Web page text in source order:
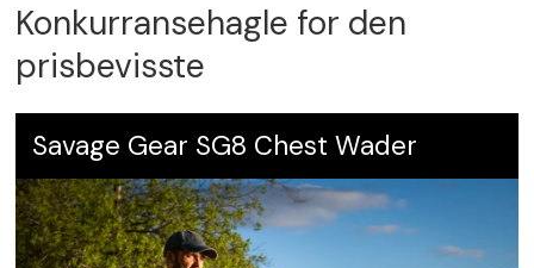
Konkurransehagle for den
prisbevisste
Savage Gear SG8 Chest Wader